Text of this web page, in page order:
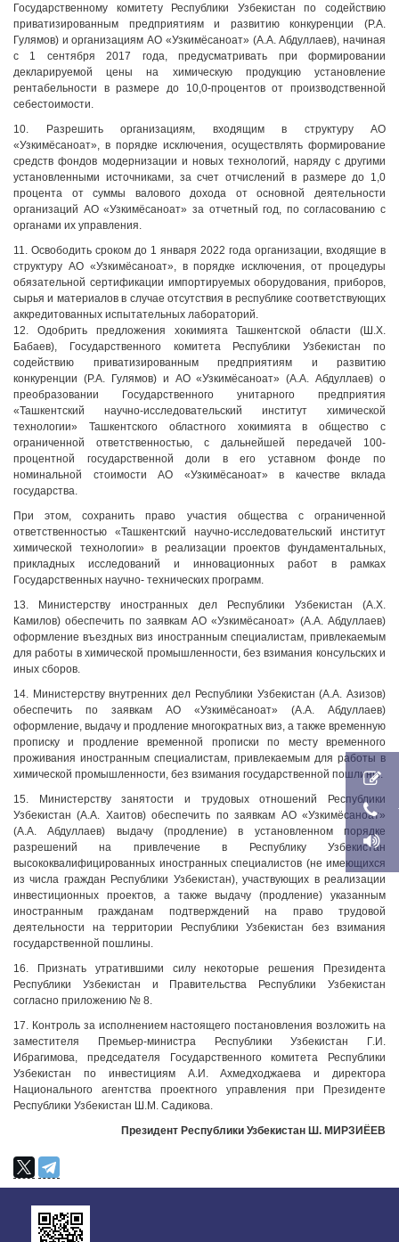
Государственному комитету Республики Узбекистан по содействию
приватизированным предприятиям и развитию конкуренции (Р.А.
Гулямов) и организациям АО «Узкимёсаноат» (А.А. Абдуллаев), начиная
с 1 сентября 2017 года, предусматривать при формировании
декларируемой цены на химическую продукцию установление
рентабельности в размере до 10,0-процентов от производственной
себестоимости.
10. Разрешить организациям, входящим в структуру АО
«Узкимёсаноат», в порядке исключения, осуществлять формирование
средств фондов модернизации и новых технологий, наряду с другими
установленными источниками, за счет отчислений в размере до 1,0
процента от суммы валового дохода от основной деятельности
организаций АО «Узкимёсаноат» за отчетный год, по согласованию с
органами их управления.
11. Освободить сроком до 1 января 2022 года организации, входящие в
структуру АО «Узкимёсаноат», в порядке исключения, от процедуры
обязательной сертификации импортируемых оборудования, приборов,
сырья и материалов в случае отсутствия в республике соответствующих
аккредитованных испытательных лабораторий.
12. Одобрить предложения хокимията Ташкентской области (Ш.Х.
Бабаев), Государственного комитета Республики Узбекистан по
содействию приватизированным предприятиям и развитию
конкуренции (Р.А. Гулямов) и АО «Узкимёсаноат» (А.А. Абдуллаев) о
преобразовании Государственного унитарного предприятия
«Ташкентский научно-исследовательский институт химической
технологии» Ташкентского областного хокимията в общество с
ограниченной ответственностью, с дальнейшей передачей 100-
процентной государственной доли в его уставном фонде по
номинальной стоимости АО «Узкимёсаноат» в качестве вклада
государства.
При этом, сохранить право участия общества с ограниченной
ответственностью «Ташкентский научно-исследовательский институт
химической технологии» в реализации проектов фундаментальных,
прикладных исследований и инновационных работ в рамках
Государственных научно- технических программ.
13. Министерству иностранных дел Республики Узбекистан (А.Х.
Камилов) обеспечить по заявкам АО «Узкимёсаноат» (А.А. Абдуллаев)
оформление въездных виз иностранным специалистам, привлекаемым
для работы в химической промышленности, без взимания консульских и
иных сборов.
14. Министерству внутренних дел Республики Узбекистан (А.А. Азизов)
обеспечить по заявкам АО «Узкимёсаноат» (А.А. Абдуллаев)
оформление, выдачу и продление многократных виз, а также временную
прописку и продление временной прописки по месту временного
проживания иностранным специалистам, привлекаемым для работы в
химической промышленности, без взимания государственной пошлины.
15. Министерству занятости и трудовых отношений Республики
Узбекистан (А.А. Хаитов) обеспечить по заявкам АО «Узкимёсаноат»
(А.А. Абдуллаев) выдачу (продление) в установленном порядке
разрешений на привлечение в Республику Узбекистан
высококвалифицированных иностранных специалистов (не имеющихся
из числа граждан Республики Узбекистан), участвующих в реализации
инвестиционных проектов, а также выдачу (продление) указанным
иностранным гражданам подтверждений на право трудовой
деятельности на территории Республики Узбекистан без взимания
государственной пошлины.
16. Признать утратившими силу некоторые решения Президента
Республики Узбекистан и Правительства Республики Узбекистан
согласно приложению № 8.
17. Контроль за исполнением настоящего постановления возложить на
заместителя Премьер-министра Республики Узбекистан Г.И.
Ибрагимова, председателя Государственного комитета Республики
Узбекистан по инвестициям А.И. Ахмедходжаева и директора
Национального агентства проектного управления при Президенте
Республики Узбекистан Ш.М. Садикова.
Президент Республики Узбекистан Ш. МИРЗИЁЕВ